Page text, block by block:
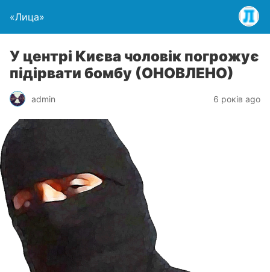
«Лица»
У центрі Києва чоловік погрожує
підірвати бомбу (ОНОВЛЕНО)
admin 6 років ago